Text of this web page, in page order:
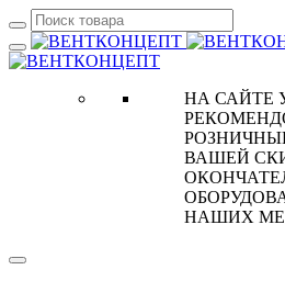
НА САЙТЕ
ВАШЕЙ
НАШИХ